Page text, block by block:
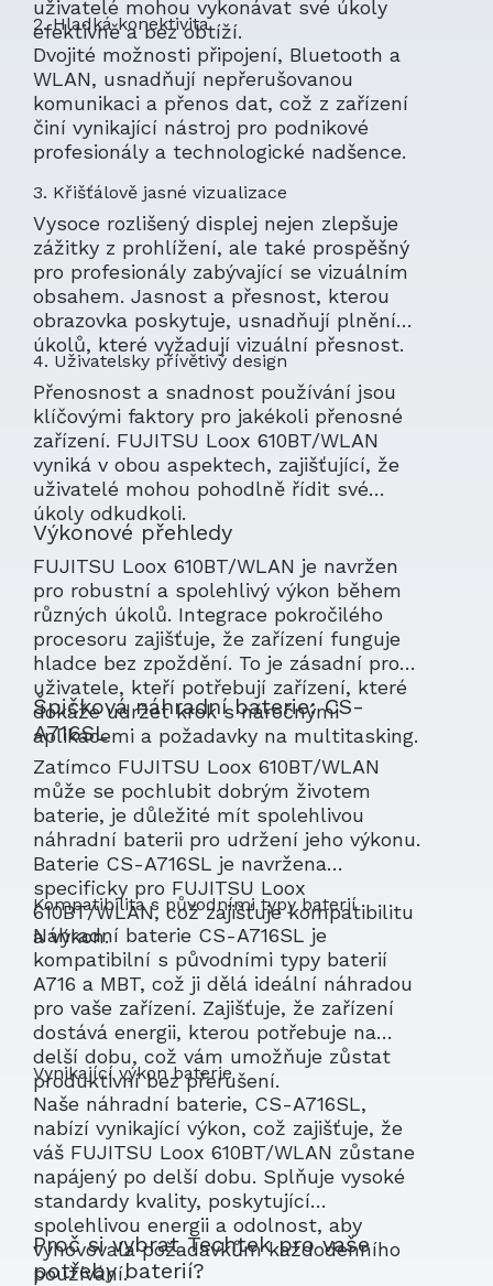
uživatelé mohou vykonávat své úkoly
efektivně a bez obtíží.
2. Hladká konektivita
Dvojité možnosti připojení, Bluetooth a
WLAN, usnadňují nepřerušovanou
komunikaci a přenos dat, což z zařízení
činí vynikající nástroj pro podnikové
profesionály a technologické nadšence.
3. Křišťálově jasné vizualizace
Vysoce rozlišený displej nejen zlepšuje
zážitky z prohlížení, ale také prospěšný
pro profesionály zabývající se vizuálním
obsahem. Jasnost a přesnost, kterou
obrazovka poskytuje, usnadňují plnění
úkolů, které vyžadují vizuální přesnost.
4. Uživatelsky přívětivý design
Přenosnost a snadnost používání jsou
klíčovými faktory pro jakékoli přenosné
zařízení. FUJITSU Loox 610BT/WLAN
vyniká v obou aspektech, zajišťující, že
uživatelé mohou pohodlně řídit své
úkoly odkudkoli.
Výkonové přehledy
FUJITSU Loox 610BT/WLAN je navržen
pro robustní a spolehlivý výkon během
různých úkolů. Integrace pokročilého
procesoru zajišťuje, že zařízení funguje
hladce bez zpoždění. To je zásadní pro
uživatele, kteří potřebují zařízení, které
dokáže udržet krok s náročnými
aplikacemi a požadavky na multitasking.
Špičková náhradní baterie: CS-
A716SL
Zatímco FUJITSU Loox 610BT/WLAN
může se pochlubit dobrým životem
baterie, je důležité mít spolehlivou
náhradní baterii pro udržení jeho výkonu.
Baterie CS-A716SL je navržena
specificky pro FUJITSU Loox
610BT/WLAN, což zajišťuje kompatibilitu
a výkon.
Kompatibilita s původními typy baterií
Náhradní baterie CS-A716SL je
kompatibilní s původními typy baterií
A716 a MBT, což ji dělá ideální náhradou
pro vaše zařízení. Zajišťuje, že zařízení
dostává energii, kterou potřebuje na
delší dobu, což vám umožňuje zůstat
produktivní bez přerušení.
Vynikající výkon baterie
Naše náhradní baterie, CS-A716SL,
nabízí vynikající výkon, což zajišťuje, že
váš FUJITSU Loox 610BT/WLAN zůstane
napájený po delší dobu. Splňuje vysoké
standardy kvality, poskytující
spolehlivou energii a odolnost, aby
vyhovovala požadavkům každodenního
používání.
Proč si vybrat Techtek pro vaše
potřeby baterií?